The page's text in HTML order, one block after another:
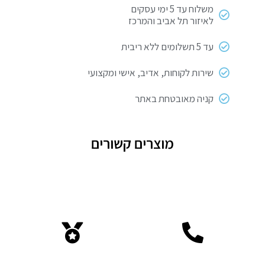
משלוח עד 5 ימי עסקים
לאיזור תל אביב והמרכז
עד 5 תשלומים ללא ריבית
שירות לקוחות, אדיב, אישי ומקצועי
קניה מאובטחת באתר
מוצרים קשורים